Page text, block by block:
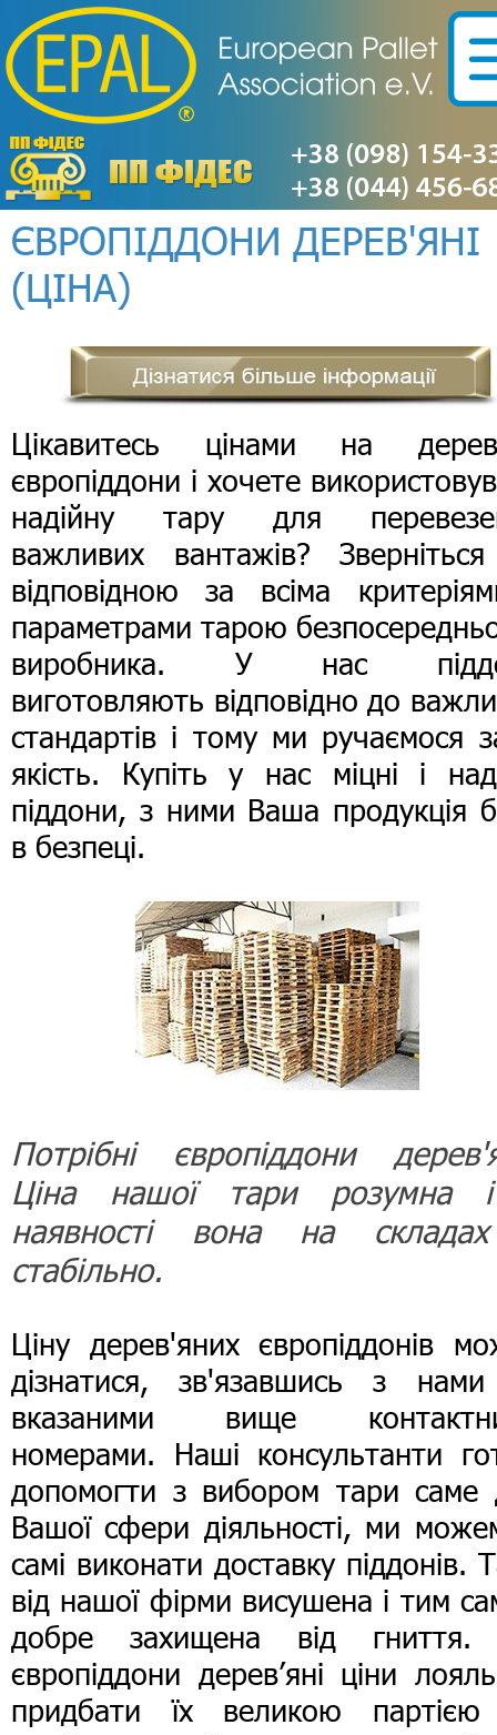
ЄВРОПІДДОНИ ДЕРЕВ'ЯНІ
(ЦІНА)
Цікавитесь цінами на
європіддони і хочете
надійну тару для
важливих вантажів?
відповідною за всіма
параметрами тарою
виробника. У нас
виготовляють відповідно до
стандартів і тому ми ручаємося
якість. Купіть у нас міцні і
піддони, з ними Ваша продукція
в безпеці.
Потрібні європіддони
Ціна нашої тари розумна
наявності вона на
стабільно.
Ціну дерев'яних європіддонів
дізнатися, зв'язавшись з
вказаними вище
номерами. Наші консультанти
допомогти з вибором тари саме
Вашої сфери діяльності, ми
самі виконати доставку піддонів.
від нашої фірми висушена і тим
добре захищена від
європіддони дерев’яні ціни
придбати їх великою